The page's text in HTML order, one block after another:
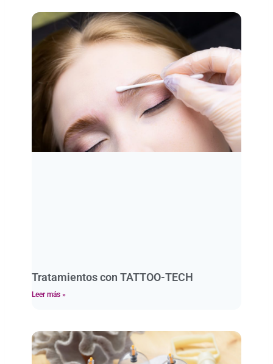
Tratamientos con TATTOO-TECH
Leer más »